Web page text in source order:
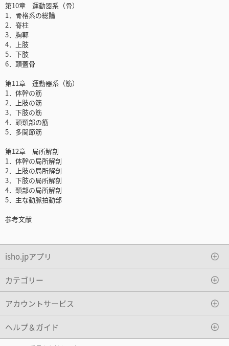
第10章 運動器系（骨）
1．骨格系の総論
2．脊柱
3．胸郭
4．上肢
5．下肢
6．頭蓋骨
第11章 運動器系（筋）
1．体幹の筋
2．上肢の筋
3．下肢の筋
4．頭頚部の筋
5．多関節筋
第12章 局所解剖
1．体幹の局所解剖
2．上肢の局所解剖
3．下肢の局所解剖
4．頚部の局所解剖
5．主な動脈拍動部
参考文献
isho.jpアプリ
カテゴリー
アカウントサービス
ヘルプ＆ガイド